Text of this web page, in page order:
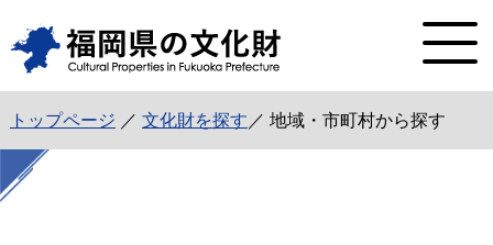
トップページ ／ 文化財を探す ／ 地域・市町村から探す